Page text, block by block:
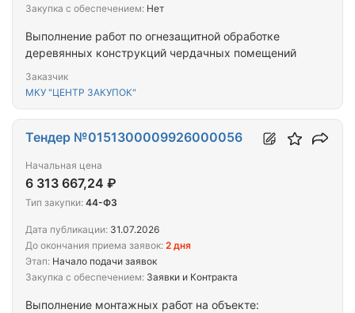
Выполнение работ по огнезащитной обработке
деревянных конструкций чердачных помещений
Заказчик
МКУ "ЦЕНТР ЗАКУПОК"
Закупка с обеспечением: Нет
Выполнение монтажных работ на объекте:
Тендер №0151300009926000056
Начальная цена
6 313 667,24 ₽
Тип закупки: 44-ФЗ
Дата публикации: 31.07.2026
До окончания приема заявок: 2 дня
Этап: Начало подачи заявок
Закупка с обеспечением: Заявки и Контракта